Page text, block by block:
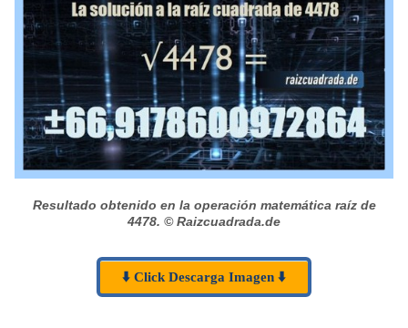
Resultado obtenido en la operación matemática raíz de
4478. © Raizcuadrada.de
⬇️ Click Descarga Imagen ⬇️